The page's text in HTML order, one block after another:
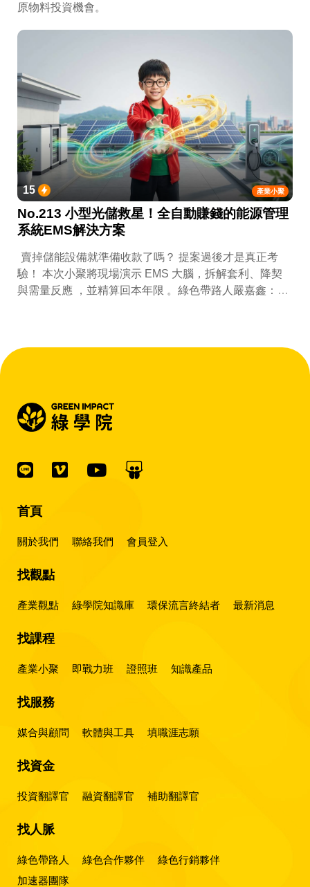
原物料投資機會。
產業小聚
15
No.213 小型光儲救星！全自動賺錢的能源管理
系統EMS解決方案
賣掉儲能設備就準備收款了嗎？ 提案過後才是真正考
驗！ 本次小聚將現場演示 EMS 大腦，拆解套利、降契
與需量反應 ，並精算回本年限 。綠色帶路人嚴嘉鑫：
首頁
關於我們 聯絡我們 會員登入
找觀點
產業觀點 綠學院知識庫 環保流言終結者 最新消息
找課程
產業小聚 即戰力班 證照班 知識產品
找服務
媒合與顧問 軟體與工具 填職涯志願
找資金
投資翻譯官 融資翻譯官 補助翻譯官
找人脈
綠色帶路人 綠色合作夥伴
綠色行銷夥伴
加速器團隊